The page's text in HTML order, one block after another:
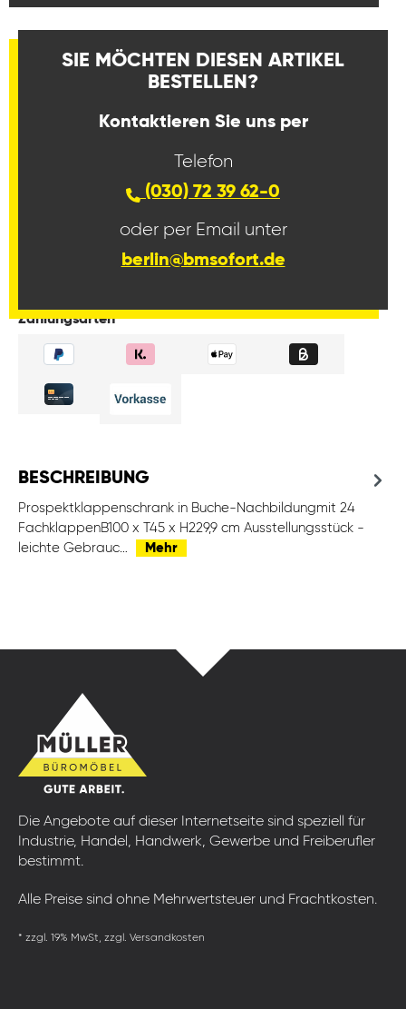
SIE MÖCHTEN DIESEN ARTIKEL
BESTELLEN?
Kontaktieren Sie uns per
Telefon
(030) 72 39 62-0
oder per Email unter
berlin@bmsofort.de
Zahlungsarten
BESCHREIBUNG
Prospektklappenschrank in Buche-Nachbildungmit 24
FachklappenB100 x T45 x H229,9 cm Ausstellungsstück -
leichte Gebrauc…
Mehr
Die Angebote auf dieser Internetseite sind speziell für
Industrie, Handel, Handwerk, Gewerbe und Freiberufler
bestimmt.
Alle Preise sind ohne Mehrwertsteuer und Frachtkosten.
* zzgl. 19% MwSt, zzgl. Versandkosten